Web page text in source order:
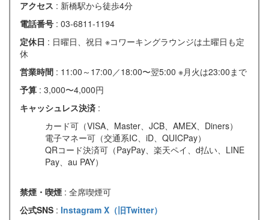
アクセス : 新橋駅から徒歩4分
電話番号 : 03-6811-1194
定休日 : 日曜日、祝日 ※コワーキングラウンジは土曜日も定
休
営業時間 : 11:00～17:00／18:00〜翌5:00 ※月火は23:00まで
予算 : 3,000〜4,000円
キャッシュレス決済 :
カード可（VISA、Master、JCB、AMEX、Diners）
電子マネー可（交通系IC、iD、QUICPay）
QRコード決済可（PayPay、楽天ペイ、d払い、LINE
Pay、au PAY）
禁煙・喫煙 : 全席喫煙可
公式SNS : Instagram X（旧Twitter）